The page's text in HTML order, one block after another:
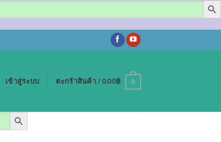
เข้าสู่ระบบ ตะกร้าสินค้า /0.00฿ 0
SEARCH BUTTON